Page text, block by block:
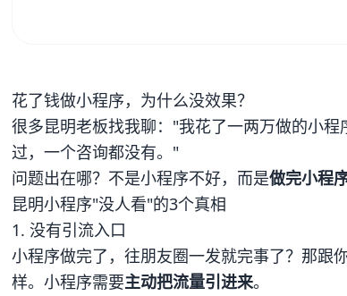
花了钱做小程序，为什么没效果？
很多昆明老板找我聊："我花了一两万做的小
过，一个咨询都没有。"
问题出在哪？不是小程序不好，而是做完小程
昆明小程序"没人看"的3个真相
1. 没有引流入口
小程序做完了，往朋友圈一发就完事了？那跟
样。小程序需要主动把流量引进来。